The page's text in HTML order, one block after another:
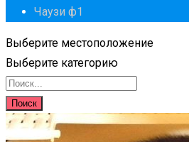
Чаузи ф1
Выберите местоположение
Выберите категорию
Поиск